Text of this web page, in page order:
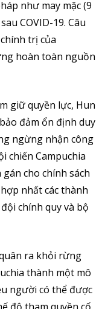
như may mặc (9
COVID-19. Câu
trị của
hoàn toàn nguồn
giữ quyền lực, Hun
đảm ổn định duy
ngừng nhận công
chiến Campuchia
cho chính sách
nhất các thành
chính quy và bộ
ra khỏi rừng
thành một mô
người có thể được